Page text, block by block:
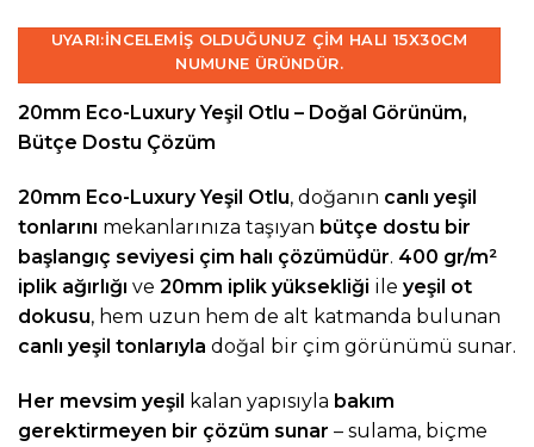
UYARI:İNCELEMIŞ OLDUĞUNUZ ÇIM HALI 15X30CM
NUMUNE ÜRÜNDÜR.
20mm Eco-Luxury Yeşil Otlu – Doğal Görünüm,
Bütçe Dostu Çözüm
20mm Eco-Luxury Yeşil Otlu, doğanın canlı yeşil
tonlarını mekanlarınıza taşıyan bütçe dostu bir
başlangıç seviyesi çim halı çözümüdür. 400 gr/m²
iplik ağırlığı ve 20mm iplik yüksekliği ile yeşil ot
dokusu, hem uzun hem de alt katmanda bulunan
canlı yeşil tonlarıyla doğal bir çim görünümü sunar.
Her mevsim yeşil kalan yapısıyla bakım
gerektirmeyen bir çözüm sunar – sulama, biçme